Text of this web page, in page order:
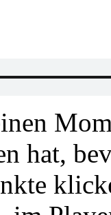
hat,